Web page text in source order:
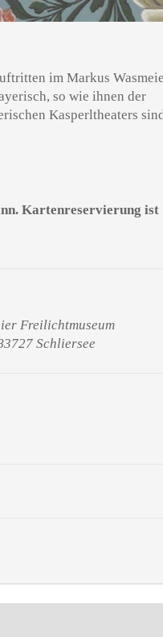
im Markus
so wie ihnen der
Kasperltheaters
Kartenreservierung ist
Freilichtmuseum
Schliersee